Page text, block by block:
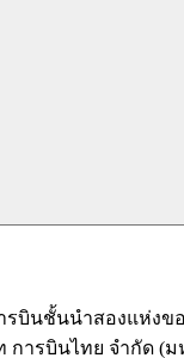
รบินชั้นนำสองแห่งขอ
การบินไทย จำกัด (